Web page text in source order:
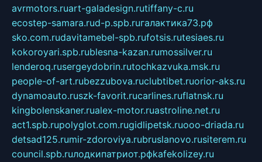
avrmotors.ruart-galadesign.rutiffany-c.ru
ecostep-samara.rud-p.spb.ruгалактика73.рф
sko.com.rudavitamebel-spb.rufotsis.rutesiaes.ru
kokoroyari.spb.rublesna-kazan.rumossilver.ru
lenderoq.rusergeydobrin.rutochkazvuka.msk.ru
people-of-art.rubezzubova.ruclubtibet.ruorior-aks.ru
dynamoauto.ruszk-favorit.rucarlines.ruflatnsk.ru
kingbolenskaner.rualex-motor.ruastroline.net.ru
act1.spb.rupolyglot.com.rugidlipetsk.ruooo-driada.ru
detsad125.rumir-zdoroviya.rubruslanovo.rusiterem.ru
council.spb.ruлодкипатриот.рфkafekolizey.ru